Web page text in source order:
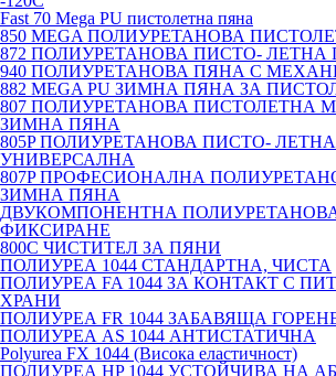
Fast 70 Mega PU пистолетна пяна
850 MEGA ПОЛИУРЕТАНОВА
872 ПОЛИУРЕТАНОВА ПИСТО- ЛЕТНА
940 ПОЛИУРЕТАНОВА ПЯНА С
882 MEGA PU ЗИМНА ПЯНА ЗА
807 ПОЛИУРЕТАНОВА ПИСТОЛЕТНА
ЗИМНА ПЯНА
805P ПОЛИУРЕТАНОВА ПИСТО-
УНИВЕРСАЛНА
807P ПРОФЕСИОНАЛНА
ЗИМНА ПЯНА
ДВУКОМПОНЕНТНА
ФИКСИРАНЕ
800C ЧИСТИТЕЛ ЗА ПЯНИ
ПОЛИУРЕА 1044 СТАНДАРТНА, ЧИСТА
ПОЛИУРЕА FA 1044 ЗА КОНТАКТ С
ХРАНИ
ПОЛИУРЕА FR 1044 ЗАБАВЯЩА
ПОЛИУРЕА AS 1044 АНТИСТАТИЧНА
Polyurea FX 1044 (Висока еластичност)
ПОЛИУРЕА HP 1044 УСТОЙЧИВА НА